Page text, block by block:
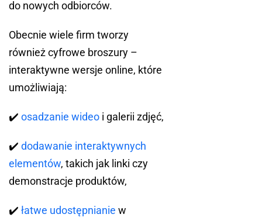
do nowych odbiorców.
Obecnie wiele firm tworzy
również cyfrowe broszury –
interaktywne wersje online, które
umożliwiają:
✔️ osadzanie wideo i galerii zdjęć,
✔️ dodawanie interaktywnych
elementów, takich jak linki czy
demonstracje produktów,
✔️ łatwe udostępnianie w